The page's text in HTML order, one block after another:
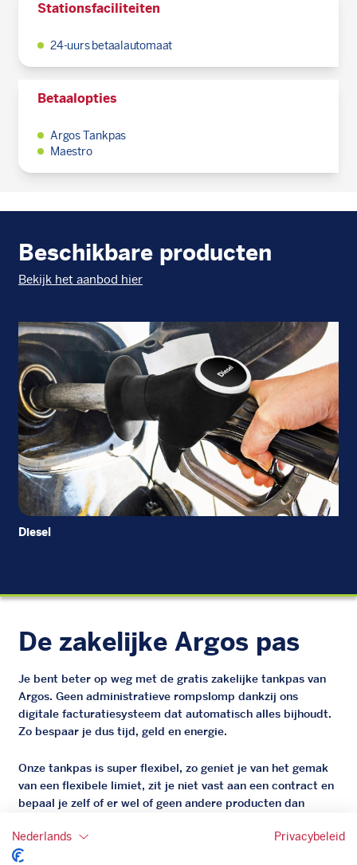
Stationsfaciliteiten
24-uurs betaalautomaat
Betaalopties
Argos Tankpas
Maestro
Beschikbare producten
Bekijk het aanbod hier
Diesel
De zakelijke Argos pas
Je bent beter op weg met de gratis zakelijke tankpas van
Argos. Geen administratieve rompslomp dankzij ons
digitale facturatiesysteem dat automatisch alles bijhoudt.
Zo bespaar je dus tijd, geld en energie.
Onze tankpas is super flexibel, zo geniet je van het gemak
van een flexibele limiet, zit je niet vast aan een contract en
bepaal je zelf of er wel of geen andere producten dan
Bovendien profiteer je altijd van een gegarandeerde
korting. Mocht de pompprijs toch lager zijn dan betaal je
Nederlands Privacybeleid